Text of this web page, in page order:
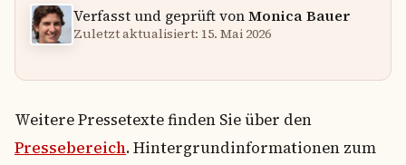
Verfasst und geprüft vonMonica Bauer
Zuletzt aktualisiert: 15. Mai 2026
Weitere Pressetexte finden Sie über den
Pressebereich. Hintergrundinformationen zum